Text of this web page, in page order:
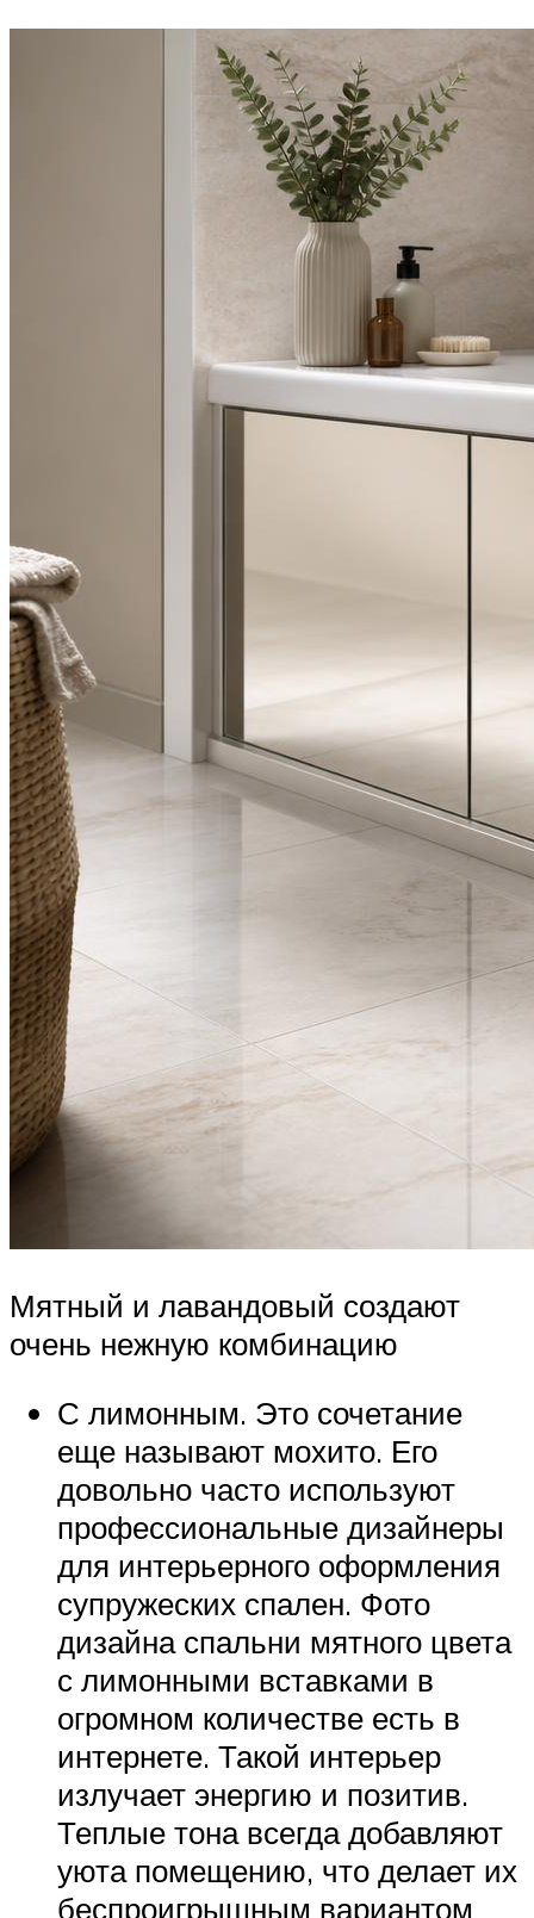
Мятный и лавандовый создают
очень нежную комбинацию
С лимонным. Это сочетание
еще называют мохито. Его
довольно часто используют
профессиональные дизайнеры
для интерьерного оформления
супружеских спален. Фото
дизайна спальни мятного цвета
с лимонными вставками в
огромном количестве есть в
интернете. Такой интерьер
излучает энергию и позитив.
Теплые тона всегда добавляют
уюта помещению, что делает их
беспроигрышным вариантом